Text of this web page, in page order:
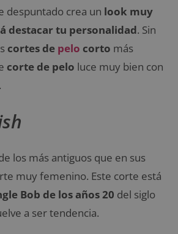
despuntado crea un look muy
destacar tu personalidad. Sin
cortes de pelo corto más
corte de pelo luce muy bien con
los más antiguos que en sus
muy femenino. Este corte está
Bob de los años 20 del siglo
a ser tendencia.